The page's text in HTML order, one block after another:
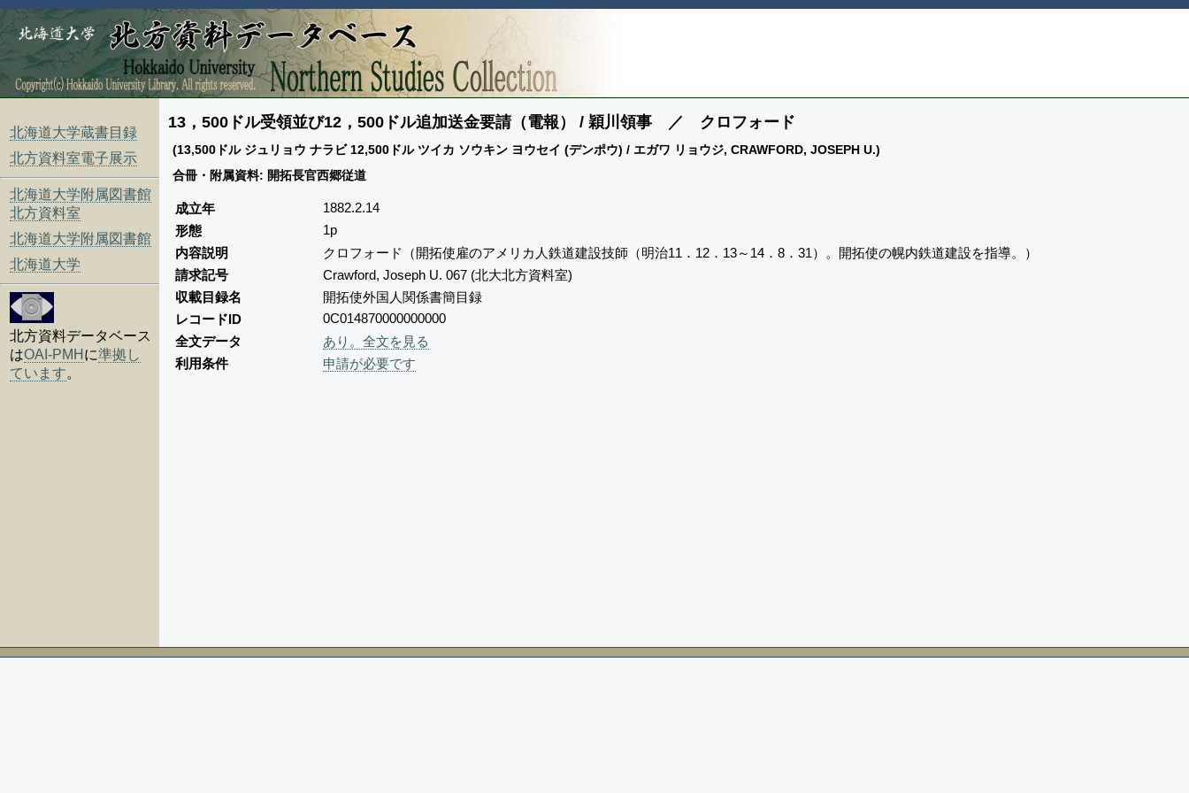
北海道大学蔵書目録
北方資料室電子展示
北海道大学附属図書館
北方資料室
北海道大学附属図書館
北海道大学
北方資料データベース
はOAI-PMH に準拠し
ています。
13，500ドル受領並び12，500ドル追加送金要請（電報） / 穎川領事 ／ クロフォード
(13,500ドル ジュリョウ ナラビ 12,500ドル ツイカ ソウキン ヨウセイ (デンポウ) / エガワ リョウジ, CRAWFORD, JOSEPH U.)
合冊・附属資料: 開拓長官西郷従道
成立年
1882.2.14
形態
1p
内容説明
クロフォード（開拓使雇のアメリカ人鉄道建設技師（明治11．12．13～14．8．31）。開拓使の幌内鉄道建設を指導。）
請求記号
Crawford, Joseph U. 067 (北大北方資料室)
収載目録名
開拓使外国人関係書簡目録
レコードID
0C014870000000000
全文データ
あり。全文を見る
利用条件
申請が必要です